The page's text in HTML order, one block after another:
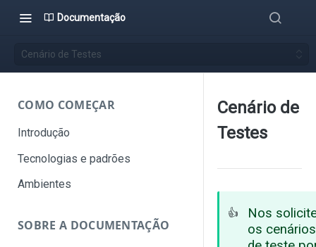
Documentação
Cenário de Testes
COMO COMEÇAR
Introdução
Tecnologias e padrões
Ambientes
SOBRE A DOCUMENTAÇÃO
Cenário de
Testes
👍
Nos
os cenários